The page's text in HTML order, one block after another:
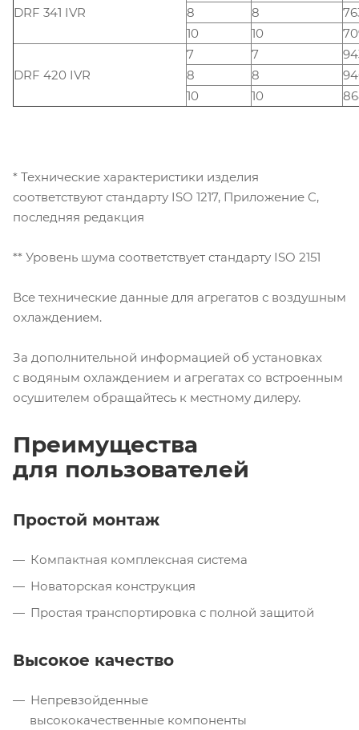
DRF 341 IVR
8
8
10
10
DRF 420 IVR
7 7
8
8
10
10
* Технические характеристики изделия
соответствуют стандарту ISO 1217, Приложение C,
последняя редакция
** Уровень шума соответствует стандарту ISO 2151
Все технические данные для агрегатов с воздушным
охлаждением.
За дополнительной информацией об установках
с водяным охлаждением и агрегатах со встроенным
осушителем обращайтесь к местному дилеру.
Преимущества
для пользователей
Простой монтаж
Компактная комплексная система
Новаторская конструкция
Простая транспортировка с полной защитой
Высокое качество
Непревзойденные
высококачественные компоненты